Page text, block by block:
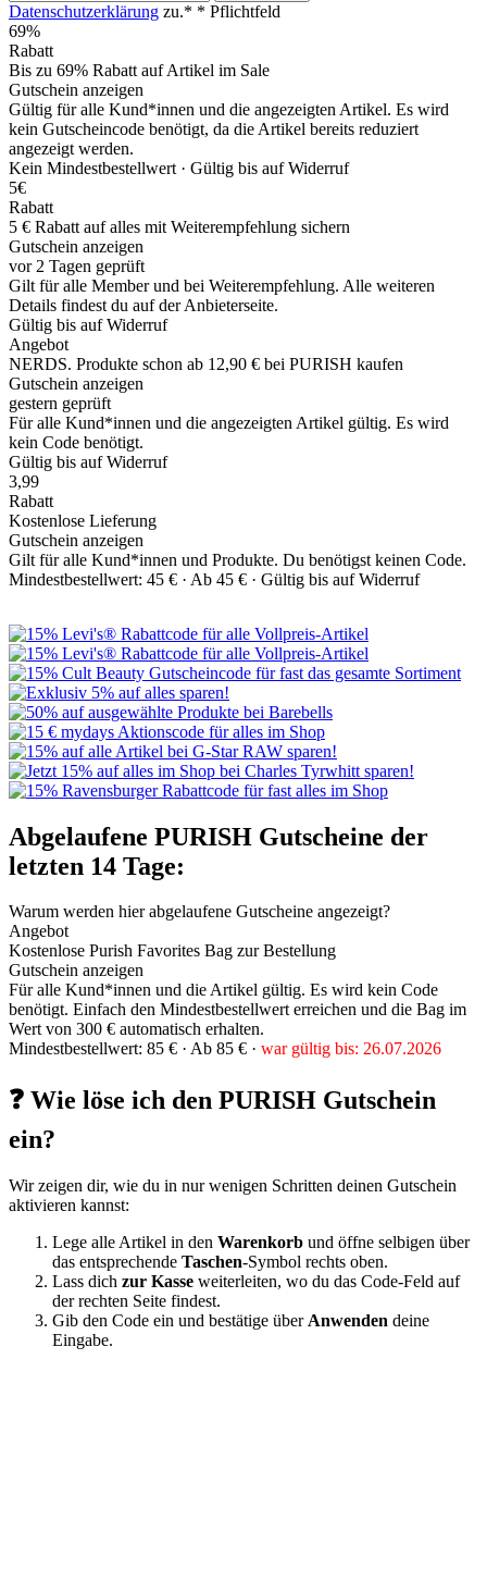
Datenschutzerklärung zu.* * Pflichtfeld
69%
Rabatt
Bis zu 69% Rabatt auf Artikel im Sale
Gutschein anzeigen
Gültig für alle Kund*innen und die angezeigten Artikel. Es wird
kein Gutscheincode benötigt, da die Artikel bereits reduziert
angezeigt werden.
Kein Mindestbestellwert · Gültig bis auf Widerruf
5€
Rabatt
5 € Rabatt auf alles mit Weiterempfehlung sichern
Gutschein anzeigen
vor 2 Tagen geprüft
Gilt für alle Member und bei Weiterempfehlung. Alle weiteren
Details findest du auf der Anbieterseite.
Gültig bis auf Widerruf
Angebot
NERDS. Produkte schon ab 12,90 € bei PURISH kaufen
Gutschein anzeigen
gestern geprüft
Für alle Kund*innen und die angezeigten Artikel gültig. Es wird
kein Code benötigt.
Gültig bis auf Widerruf
3,99
Rabatt
Kostenlose Lieferung
Gutschein anzeigen
Gilt für alle Kund*innen und Produkte. Du benötigst keinen Code.
Mindestbestellwert: 45 € · Ab 45 € · Gültig bis auf Widerruf
Abgelaufene PURISH Gutscheine der
letzten 14 Tage:
Warum werden hier abgelaufene Gutscheine angezeigt?
Angebot
Kostenlose Purish Favorites Bag zur Bestellung
Gutschein anzeigen
Für alle Kund*innen und die Artikel gültig. Es wird kein Code
benötigt. Einfach den Mindestbestellwert erreichen und die Bag im
Wert von 300 € automatisch erhalten.
Mindestbestellwert: 85 € · Ab 85 € · war gültig bis: 26.07.2026
❓ Wie löse ich den PURISH Gutschein
ein?
Wir zeigen dir, wie du in nur wenigen Schritten deinen Gutschein
aktivieren kannst:
Lege alle Artikel in den Warenkorb und öffne selbigen über
das entsprechende Taschen-Symbol rechts oben.
Lass dich zur Kasse weiterleiten, wo du das Code-Feld auf
der rechten Seite findest.
Gib den Code ein und bestätige über Anwenden deine
Eingabe.